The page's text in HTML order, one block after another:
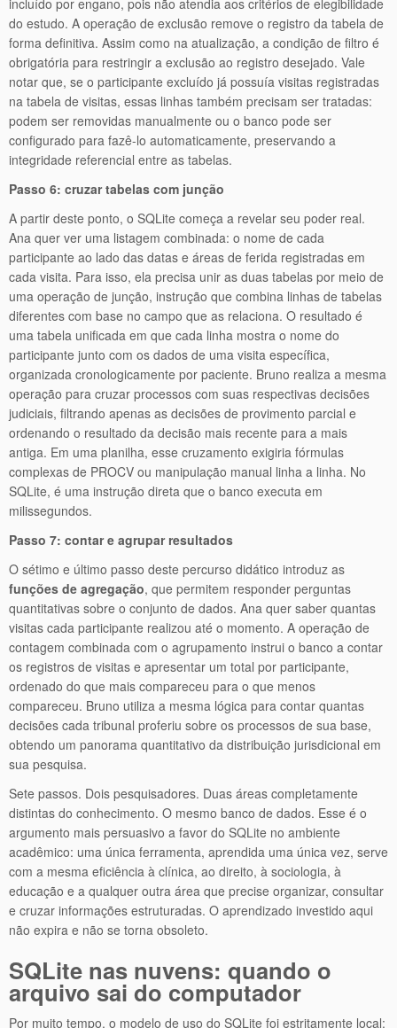
incluído por engano, pois não atendia aos critérios de elegibilidade
do estudo. A operação de exclusão remove o registro da tabela de
forma definitiva. Assim como na atualização, a condição de filtro é
obrigatória para restringir a exclusão ao registro desejado. Vale
notar que, se o participante excluído já possuía visitas registradas
na tabela de visitas, essas linhas também precisam ser tratadas:
podem ser removidas manualmente ou o banco pode ser
configurado para fazê-lo automaticamente, preservando a
integridade referencial entre as tabelas.
Passo 6: cruzar tabelas com junção
A partir deste ponto, o SQLite começa a revelar seu poder real.
Ana quer ver uma listagem combinada: o nome de cada
participante ao lado das datas e áreas de ferida registradas em
cada visita. Para isso, ela precisa unir as duas tabelas por meio de
uma operação de junção, instrução que combina linhas de tabelas
diferentes com base no campo que as relaciona. O resultado é
uma tabela unificada em que cada linha mostra o nome do
participante junto com os dados de uma visita específica,
organizada cronologicamente por paciente. Bruno realiza a mesma
operação para cruzar processos com suas respectivas decisões
judiciais, filtrando apenas as decisões de provimento parcial e
ordenando o resultado da decisão mais recente para a mais
antiga. Em uma planilha, esse cruzamento exigiria fórmulas
complexas de PROCV ou manipulação manual linha a linha. No
SQLite, é uma instrução direta que o banco executa em
milissegundos.
Passo 7: contar e agrupar resultados
O sétimo e último passo deste percurso didático introduz as
funções de agregação, que permitem responder perguntas
quantitativas sobre o conjunto de dados. Ana quer saber quantas
visitas cada participante realizou até o momento. A operação de
contagem combinada com o agrupamento instrui o banco a contar
os registros de visitas e apresentar um total por participante,
ordenado do que mais compareceu para o que menos
compareceu. Bruno utiliza a mesma lógica para contar quantas
decisões cada tribunal proferiu sobre os processos de sua base,
obtendo um panorama quantitativo da distribuição jurisdicional em
sua pesquisa.
Sete passos. Dois pesquisadores. Duas áreas completamente
distintas do conhecimento. O mesmo banco de dados. Esse é o
argumento mais persuasivo a favor do SQLite no ambiente
acadêmico: uma única ferramenta, aprendida uma única vez, serve
com a mesma eficiência à clínica, ao direito, à sociologia, à
educação e a qualquer outra área que precise organizar, consultar
e cruzar informações estruturadas. O aprendizado investido aqui
não expira e não se torna obsoleto.
SQLite nas nuvens: quando o
arquivo sai do computador
Por muito tempo, o modelo de uso do SQLite foi estritamente local: